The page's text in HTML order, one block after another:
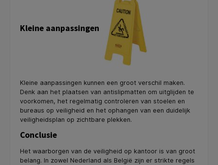
Kleine aanpassingen
Kleine aanpassingen kunnen een groot verschil maken.
Denk aan het plaatsen van antislipmatten om uitglijden te
voorkomen, het regelmatig controleren van stoelen en
bureaus op veiligheid en het ophangen van een duidelijk
veiligheidsplan op zichtbare plekken.
Conclusie
Het waarborgen van de veiligheid op kantoor is van groot
belang. In zowel Nederland als België zijn er strikte regels